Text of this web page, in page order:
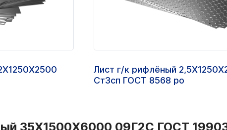
Лист г/к рифлёный
Ст3сп ГОСТ 8568 ро
35Х1500Х6000 09Г2С ГОСТ